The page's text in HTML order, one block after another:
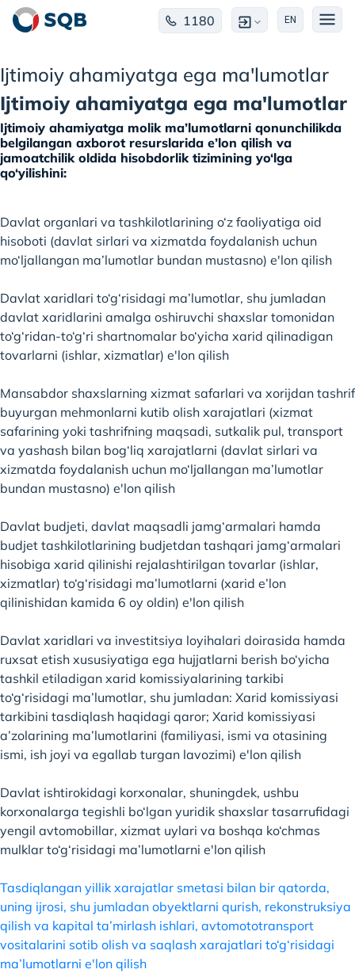
1180 EN
Ijtimoiy ahamiyatga ega ma'lumotlar
Ijtimoiy ahamiyatga ega ma'lumotlar
Ijtimoiy ahamiyatga molik ma’lumotlarni qonunchilikda
belgilangan axborot resurslarida e’lon qilish va
jamoatchilik oldida hisobdorlik tizimining yo‘lga
qo‘yilishini:
Davlat organlari va tashkilotlarining o‘z faoliyatiga oid
hisoboti (davlat sirlari va xizmatda foydalanish uchun
mo‘ljallangan ma’lumotlar bundan mustasno) e'lon qilish
Davlat xaridlari to‘g‘risidagi ma’lumotlar, shu jumladan
davlat xaridlarini amalga oshiruvchi shaxslar tomonidan
to‘g‘ridan-to‘g‘ri shartnomalar bo‘yicha xarid qilinadigan
tovarlarni (ishlar, xizmatlar) e'lon qilish
Mansabdor shaxslarning xizmat safarlari va xorijdan tashrif
buyurgan mehmonlarni kutib olish xarajatlari (xizmat
safarining yoki tashrifning maqsadi, sutkalik pul, transport
va yashash bilan bog‘liq xarajatlarni (davlat sirlari va
xizmatda foydalanish uchun mo‘ljallangan ma’lumotlar
bundan mustasno) e'lon qilish
Davlat budjeti, davlat maqsadli jamg‘armalari hamda
budjet tashkilotlarining budjetdan tashqari jamg‘armalari
hisobiga xarid qilinishi rejalashtirilgan tovarlar (ishlar,
xizmatlar) to‘g‘risidagi ma’lumotlarni (xarid e’lon
qilinishidan kamida 6 oy oldin) e'lon qilish
Davlat xaridlari va investitsiya loyihalari doirasida hamda
ruxsat etish xususiyatiga ega hujjatlarni berish bo‘yicha
tashkil etiladigan xarid komissiyalarining tarkibi
to‘g‘risidagi ma’lumotlar, shu jumladan: Xarid komissiyasi
tarkibini tasdiqlash haqidagi qaror; Xarid komissiyasi
a’zolarining ma’lumotlarini (familiyasi, ismi va otasining
ismi, ish joyi va egallab turgan lavozimi) e'lon qilish
Davlat ishtirokidagi korxonalar, shuningdek, ushbu
korxonalarga tegishli bo‘lgan yuridik shaxslar tasarrufidagi
yengil avtomobillar, xizmat uylari va boshqa ko‘chmas
mulklar to‘g‘risidagi ma’lumotlarni e'lon qilish
Tasdiqlangan yillik xarajatlar smetasi bilan bir qatorda,
uning ijrosi, shu jumladan obyektlarni qurish, rekonstruksiya
qilish va kapital ta’mirlash ishlari, avtomototransport
vositalarini sotib olish va saqlash xarajatlari to‘g‘risidagi
ma’lumotlarni e'lon qilish